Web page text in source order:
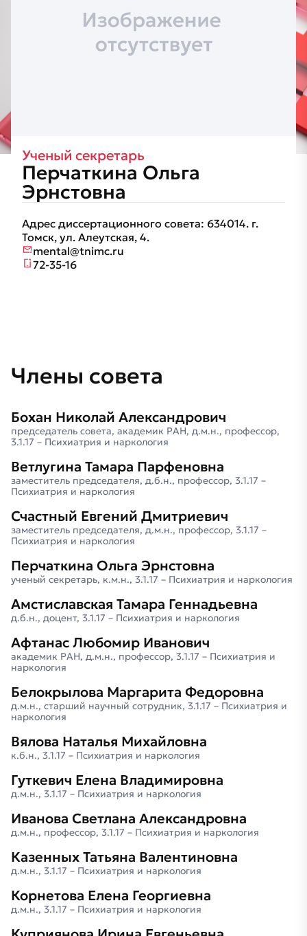
Ученый секретарь
Перчаткина Ольга
Эрнстовна
Адрес диссертационного совета: 634014. г.
Томск, ул. Алеутская, 4.
mental@tnimc.ru
72-35-16
Члены совета
Бохан Николай Александрович
председатель совета, академик РАН, д.м.н., профессор,
3.1.17 – Психиатрия и наркология
Ветлугина Тамара Парфеновна
заместитель председателя, д.б.н., профессор, 3.1.17 –
Психиатрия и наркология
Счастный Евгений Дмитриевич
заместитель председателя, д.м.н., профессор, 3.1.17 –
Психиатрия и наркология
Перчаткина Ольга Эрнстовна
ученый секретарь, к.м.н., 3.1.17 – Психиатрия и наркология
Амстиславская Тамара Геннадьевна
д.б.н., доцент, 3.1.17 – Психиатрия и наркология
Афтанас Любомир Иванович
академик РАН, д.м.н., профессор, 3.1.17 – Психиатрия и
наркология
Белокрылова Маргарита Федоровна
д.м.н., старший научный сотрудник, 3.1.17 – Психиатрия и
наркология
Вялова Наталья Михайловна
к.б.н., 3.1.17 – Психиатрия и наркология
Гуткевич Елена Владимировна
д.м.н., 3.1.17 – Психиатрия и наркология
Иванова Светлана Александровна
д.м.н., профессор, 3.1.17 – Психиатрия и наркология
Казенных Татьяна Валентиновна
д.м.н., 3.1.17 – Психиатрия и наркология
Корнетова Елена Георгиевна
д.м.н., 3.1.17 – Психиатрия и наркология